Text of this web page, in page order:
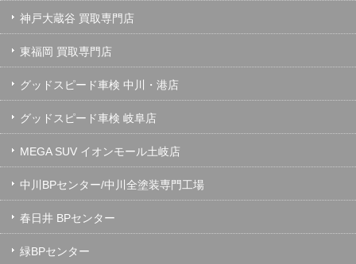
神戸大蔵谷 買取専門店
東福岡 買取専門店
グッドスピード車検 中川・港店
グッドスピード車検 岐阜店
MEGA SUV イオンモール土岐店
中川BPセンター/中川全塗装専門工場
春日井 BPセンター
緑BPセンター